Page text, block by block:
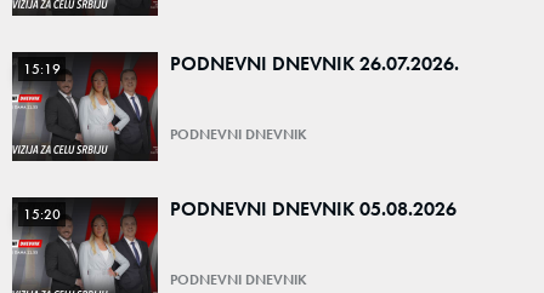
15:19 PODNEVNI DNEVNIK 26.07.2026.
PODNEVNI DNEVNIK
15:20 PODNEVNI DNEVNIK 05.08.2026
PODNEVNI DNEVNIK